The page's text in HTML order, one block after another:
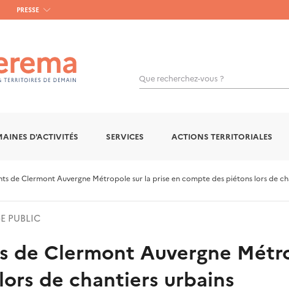
PRESSE
Que recherchez-vous ?
D'ACTIVITÉS SERVICES ACTIONS TERRITORIALES
de Clermont Auvergne Métropole sur la prise en compte des piétons lors de
PUBLIC
de Clermont Auvergne
de chantiers urbains